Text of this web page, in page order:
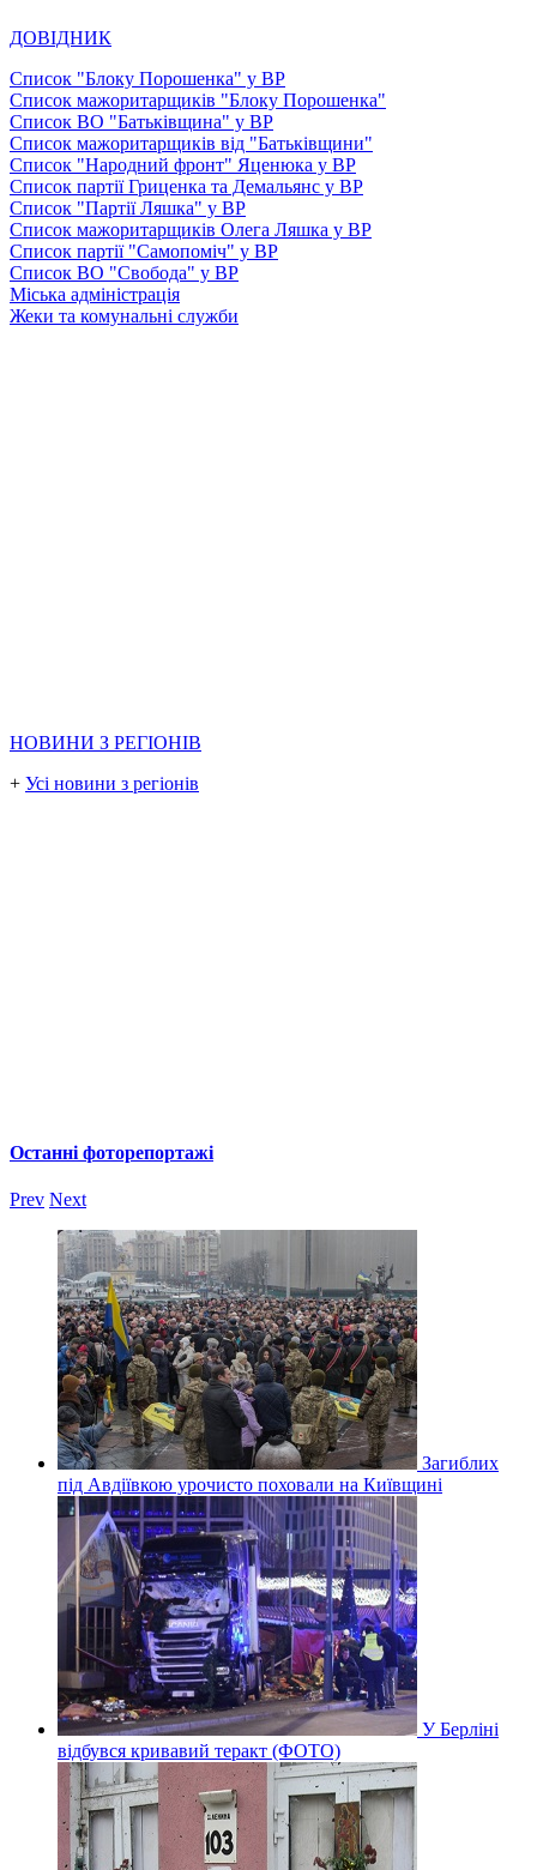
ДОВІДНИК
Список "Блоку Порошенка" у ВР
Список мажоритарщиків "Блоку Порошенка"
Список ВО "Батьківщина" у ВР
Список мажоритарщиків від "Батьківщини"
Список "Народний фронт" Яценюка у ВР
Список партії Гриценка та Демальянс у ВР
Список "Партії Ляшка" у ВР
Список мажоритарщиків Олега Ляшка у ВР
Список партії "Самопоміч" у ВР
Список ВО "Свобода" у ВР
Міська адміністрація
Жеки та комунальні служби
НОВИНИ З РЕГІОНІВ
+ Усі новини з регіонів
Останні фоторепортажі
Prev Next
Загиблих
під Авдіївкою урочисто поховали на Київщині
У Берліні
відбувся кривавий теракт (ФОТО)